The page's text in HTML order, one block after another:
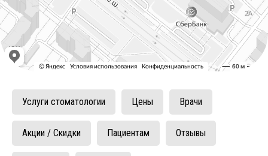
Услуги стоматологии Цены Врачи
Акции / Скидки Пациентам Отзывы